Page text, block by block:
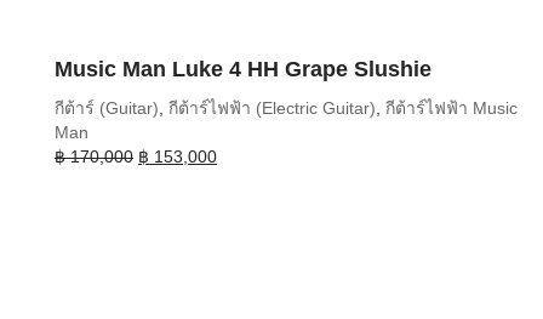
Music Man Luke 4 HH Grape Slushie
กีต้าร์ (Guitar) กีต้าร์ไฟฟ้า (Electric Guitar) กีต้าร์ไฟฟ้า Music
Man
฿170,000 Original
฿ 153,000Current